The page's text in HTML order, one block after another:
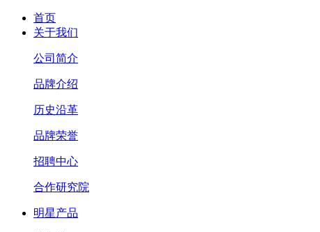
首页
关于我们
公司简介
品牌介绍
历史沿革
品牌荣誉
招聘中心
合作研究院
明星产品